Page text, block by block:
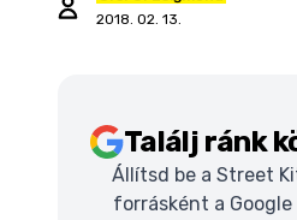
2018. 02. 13.
Találj ránk
Állítsd be a Street
forrásként a